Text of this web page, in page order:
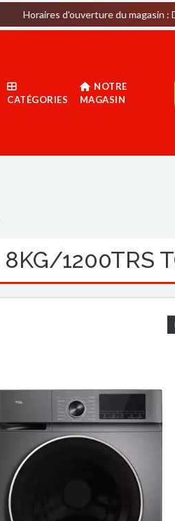
d'ouverture du magasin : Du lundi au
CATÉGORIES
NOTRE
MAGASIN
8KG/1200TRS